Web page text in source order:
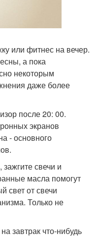
или фитнес на вечер.
а пока
некоторым
даже более
после 20: 00.
экранов
- основного
свечи и
масла помогут
свет от свечи
Только не
завтрак что-нибудь